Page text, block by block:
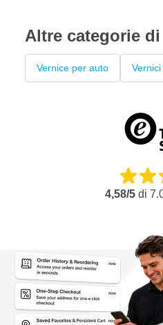
Altre categorie
Vernice per auto
4,58/5di